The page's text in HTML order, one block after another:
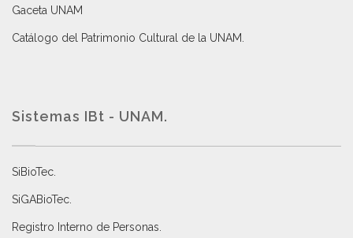
Gaceta UNAM
Catálogo del Patrimonio Cultural de la UNAM.
Sistemas IBt - UNAM.
SiBioTec
SiGABioTec.
Registro Interno de Personas